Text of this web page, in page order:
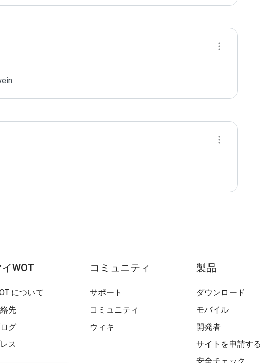
WOT
について
先
グ
ス
コミュニティ
サポート
コミュニティ
ウィキ
製品
ダウンロード
モバイル
開発者
サイトを申請する